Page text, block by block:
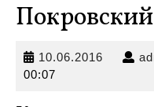
10.06.2016
00:07